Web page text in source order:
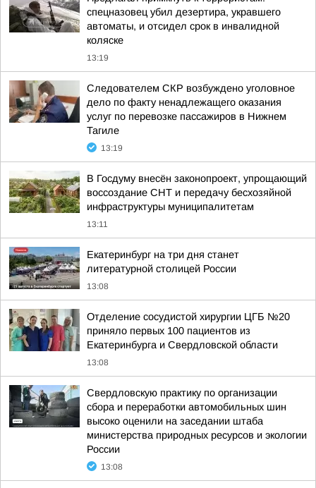
спецназовец убил дезертира, укравшего
автоматы, и отсидел срок в инвалидной
коляске
13:19
Следователем СКР возбуждено уголовное
дело по факту ненадлежащего оказания
услуг по перевозке пассажиров в Нижнем
Тагиле
13:19
В Госдуму внесён законопроект, упрощающий
воссоздание СНТ и передачу бесхозяйной
инфраструктуры муниципалитетам
13:11
Екатеринбург на три дня станет
литературной столицей России
13:08
Отделение сосудистой хирургии ЦГБ №20
приняло первых 100 пациентов из
Екатеринбурга и Свердловской области
13:08
Свердловскую практику по организации
сбора и переработки автомобильных шин
высоко оценили на заседании штаба
министерства природных ресурсов и экологии
России
13:08